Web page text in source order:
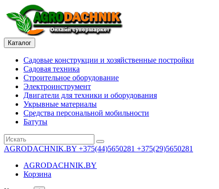
Каталог
Садовые конструкции и хозяйственные постройки
Садовая техника
Строительное оборудование
Электроинструмент
Двигатели для техники и оборудования
Укрывные материалы
Средства персональной мобильности
Батуты
AGRODACHNIK.BY +375(44)5650281 +375(29)5650281
AGRODACHNIK.BY
Корзина